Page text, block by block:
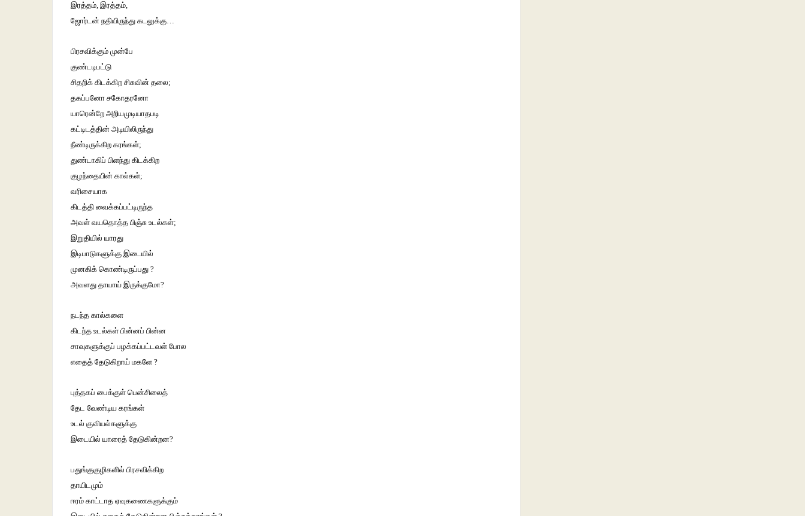
இரத்தம், இரத்தம்,
ஜோர்டன் நதியிருந்து கடலுக்கு…
பிரசவிக்கும் முன்பே
குண்டடிபட்டு
சிதறிக் கிடக்கிற சிசுவின் தலை;
தகப்பனோ சகோதரனோ
யாரென்றே அறியமுடியாதபடி
கட்டிடத்தின் அடியிலிருந்து
நீண்டிருக்கிற கரங்கள்;
துண்டாகிப் பிளந்து கிடக்கிற
குழந்தையின் கால்கள்;
வரிசையாக
கிடத்தி வைக்கப்பட்டிருந்த
அவள் வயதொத்த பிஞ்சு உடல்கள்;
இறுதியில் யாரது
இடிபாடுகளுக்கு இடையில்
முனகிக் கொண்டிருப்பது ?
அவளது தாயாய் இருக்குமோ?
நடந்த கால்களை
கிடந்த உடல்கள் பின்னப் பின்ன
சாவுகளுக்குப் பழக்கப்பட்டவள் போல
எதைத் தேடுகிறாய் மகளே ?
புத்தகப் பைக்குள் பென்சிலைத்
தேட வேண்டிய கரங்கள்
உடல் குவியல்களுக்கு
இடையில் யாரைத் தேடுகின்றன?
பதுங்குகுழிகளில் பிரசவிக்கிற
தாயிடமும்
ஈரம் காட்டாத ஏவுகணைகளுக்கும்